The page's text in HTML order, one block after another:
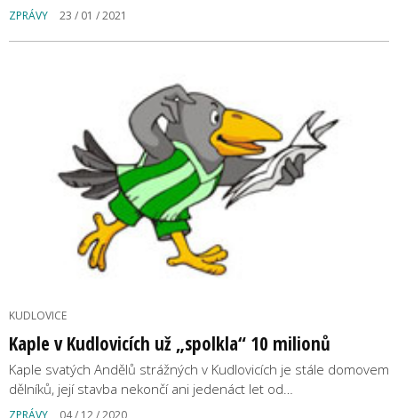
ZPRÁVY 23 / 01 / 2021
KUDLOVICE
Kaple v Kudlovicích už „spolkla“ 10 milionů
Kaple svatých Andělů strážných v Kudlovicích je stále domovem
dělníků, její stavba nekončí ani jedenáct let od…